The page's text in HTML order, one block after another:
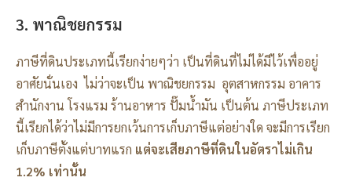
3. พาณิชยกรรม
ภาษีที่ดินประเภทนี้เรียกง่ายๆว่า เป็นที่ดินที่ไม่ได้มีไว้เพื่ออยู่
อาศัยนั่นเอง ไม่ว่าจะเป็น พาณิชยกรรม อุตสาหกรรม อาคาร
สำนักงาน โรงแรม ร้านอาหาร ปั๊มน้ำมัน เป็นต้น ภาษีประเภท
นี้เรียกได้ว่าไม่มีการยกเว้นการเก็บภาษีแต่อย่างใด จะมีการเรียก
เก็บภาษีตั้งแต่บาทแรก แต่จะเสียภาษีที่ดินในอัตราไม่เกิน
1.2% เท่านั้น